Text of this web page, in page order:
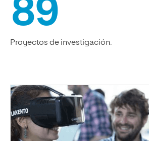
89
Proyectos de investigación.